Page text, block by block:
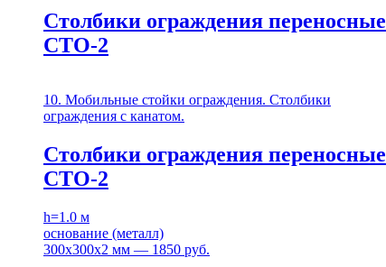
Столбики ограждения переносные
СТО-2
10. Мобильные стойки ограждения. Столбики
ограждения с канатом.
Столбики ограждения переносные
СТО-2
h=1.0 м
основание (металл)
300х300х2 мм — 1850 руб.